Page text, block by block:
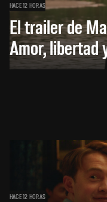
HACE 12 HORAS
El trailer de
Amor, libertad
HACE 12 HORAS